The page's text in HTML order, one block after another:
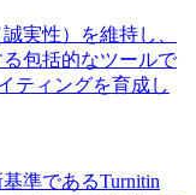
実性）を維持し、
包括的なツールで
ティングを育成し
準であるTurnitin